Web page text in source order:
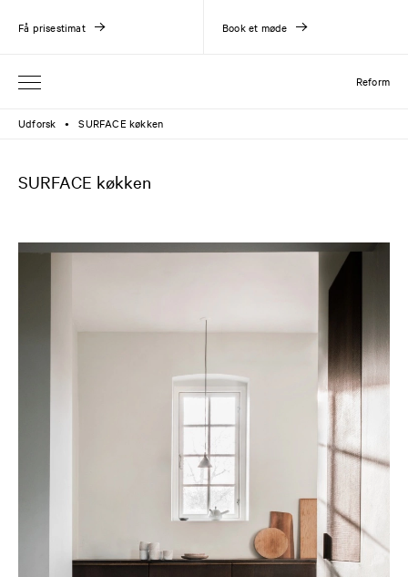
Reform
Få prisestimat Book et møde
Udforsk ● SURFACE køkken
SURFACE køkken